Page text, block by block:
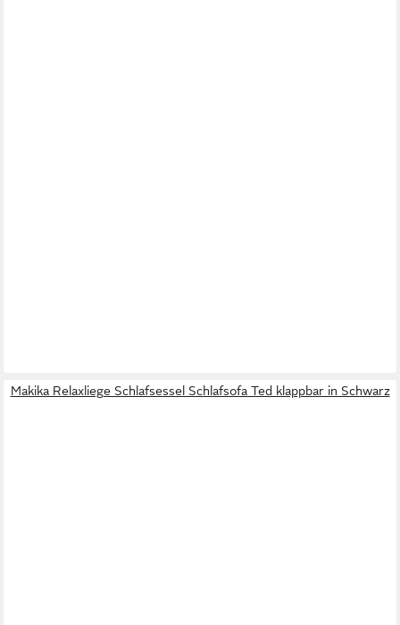
Makika Relaxliege Schlafsessel Schlafsofa Ted klappbar in Schwarz